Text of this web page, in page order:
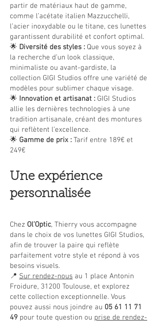
partir de matériaux haut de gamme,
comme l’acétate italien Mazzucchelli,
l’acier inoxydable ou le titane, ces lunettes
garantissent durabilité et confort optimal.
🌟 Diversité des styles : Que vous soyez à
la recherche d’un look classique,
minimaliste ou avant-gardiste, la
collection GIGI Studios offre une variété de
modèles pour sublimer chaque visage.
🌟 Innovation et artisanat : GIGI Studios
allie les dernières technologies à une
tradition artisanale, créant des montures
qui reflètent l’excellence.
🌟 Gamme de prix : Tarif entre 189€ et
249€
Une expérience
personnalisée
Chez Ol’Optic, Thierry vous accompagne
dans le choix de vos lunettes GIGI Studios,
afin de trouver la paire qui reflète
parfaitement votre style et répond à vos
besoins visuels.
📍 Sur rendez-nous au 1 place Antonin
Froidure, 31200 Toulouse, et explorez
cette collection exceptionnelle. Vous
pouvez aussi nous joindre au 05 61 11 71
49 pour toute question ou prise de rendez-